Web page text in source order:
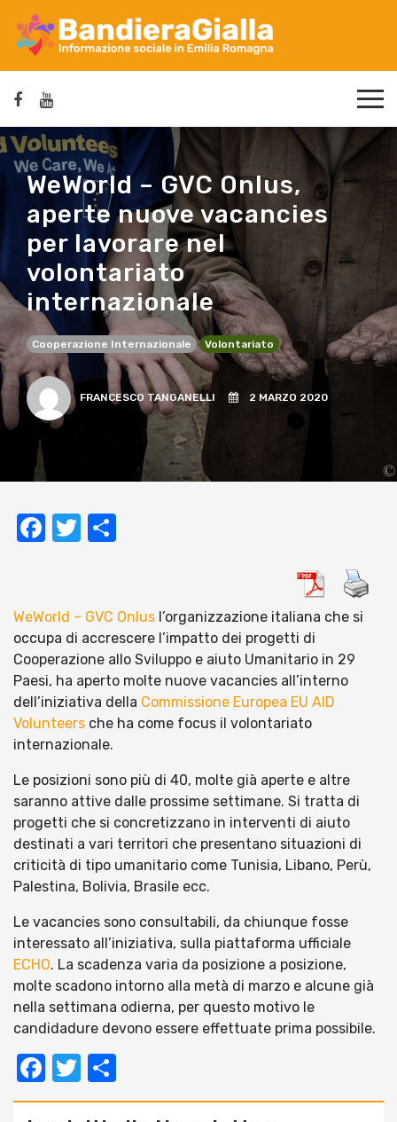
WeWorld – GVC Onlus,
aperte nuove vacancies
per lavorare nel
volontariato
internazionale
Cooperazione Internazionale Volontariato
FRANCESCO TANGANELLI 2 MARZO 2020
Facebook
Twitter
WeWorld – GVC Onlus l’organizzazione italiana che si
occupa di accrescere l’impatto dei progetti di
Cooperazione allo Sviluppo e aiuto Umanitario in 29
Paesi, ha aperto molte nuove vacancies all’interno
dell’iniziativa della Commissione Europea EU AID
Volunteers che ha come focus il volontariato
internazionale.
Le posizioni sono più di 40, molte già aperte e altre
saranno attive dalle prossime settimane. Si tratta di
progetti che si concretizzano in interventi di aiuto
destinati a vari territori che presentano situazioni di
criticità di tipo umanitario come Tunisia, Libano, Perù,
Palestina, Bolivia, Brasile ecc.
Le vacancies sono consultabili, da chiunque fosse
interessato all’iniziativa, sulla piattaforma ufficiale
ECHO. La scadenza varia da posizione a posizione,
molte scadono intorno alla metà di marzo e alcune già
nella settimana odierna, per questo motivo le
candidadure devono essere effettuate prima possibile.
Facebook
Twitter